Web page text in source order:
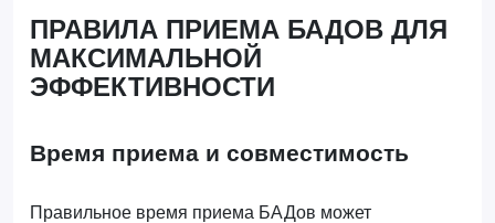
ПРАВИЛА ПРИЕМА БАДОВ ДЛЯ
МАКСИМАЛЬНОЙ
ЭФФЕКТИВНОСТИ
Время приема и совместимость
Правильное время приема БАДов может